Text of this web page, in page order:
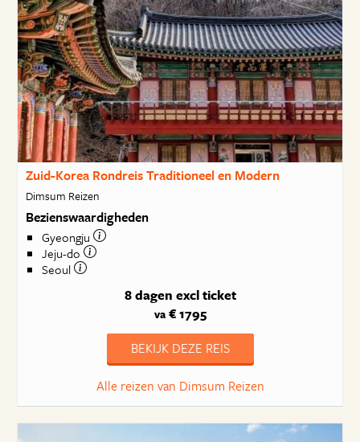
Zuid-Korea Rondreis Traditioneel en Modern
Dimsum Reizen
Bezienswaardigheden
Gyeongju
Jeju-do
Seoul
8 dagen excl ticket
va€ 1795
BEKIJK DEZE REIS
Alle reizen van Dimsum Reizen